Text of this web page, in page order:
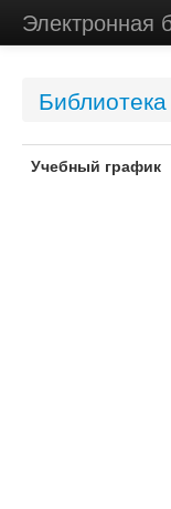
Электронная
Библиотека
Учебный график